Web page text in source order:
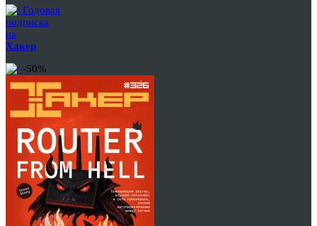
Годовая
подписка
на
Хакер
-50%